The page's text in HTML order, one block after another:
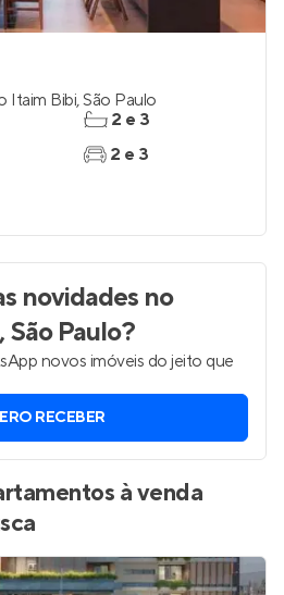
Itaim Bibi,São Paulo
2 e 3
2 e 3
novidades no
Paulo?
novos imóveis do jeito que
RECEBER
à venda